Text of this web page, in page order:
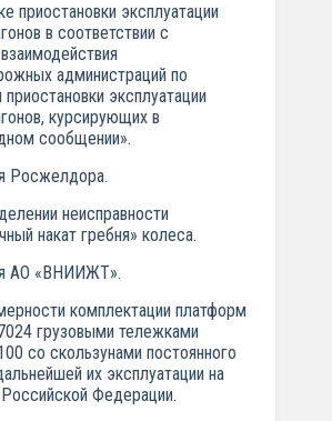
приостановки эксплуатации
в соответствии с
администраций по
приостановки эксплуатации
курсирующих в
сообщении».
Росжелдора.
неисправности
накат гребня» колеса.
АО «ВНИИЖТ».
комплектации платформ
грузовыми тележками
со скользунами постоянного
их эксплуатации на
Федерации.